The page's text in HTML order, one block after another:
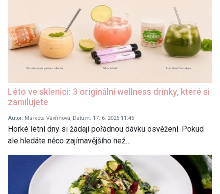
Léto ve sklenici: 3 originální wellness drinky, které si
zamilujete
Autor: Markéta Vavřinová, Datum: 17. 6. 2026 11:45
Horké letní dny si žádají pořádnou dávku osvěžení. Pokud
ale hledáte něco zajímavějšího než…